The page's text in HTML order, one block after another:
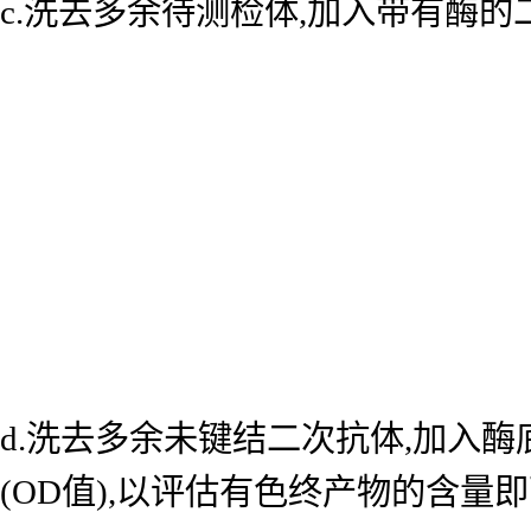
c.洗去多余待测检体,加入带有酶
d.洗去多余未键结二次抗体,加入
(OD值),以评估有色终产物的含量